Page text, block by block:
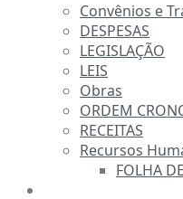
Convênios e
DESPESAS
LEGISLAÇÃO
LEIS
Obras
ORDEM
RECEITAS
Recursos
FOLHA